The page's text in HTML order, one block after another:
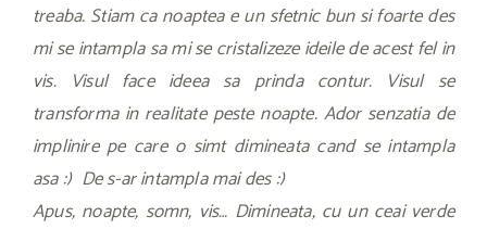
treaba. Stiam ca noaptea e un sfetnic bun si foarte des
mi se intampla sa mi se cristalizeze ideile de acest fel in
vis. Visul face ideea sa prinda contur. Visul se
transforma in realitate peste noapte. Ador senzatia de
implinire pe care o simt dimineata cand se intampla
asa :) De s-ar intampla mai des :)
Apus, noapte, somn, vis… Dimineata, cu un ceai verde